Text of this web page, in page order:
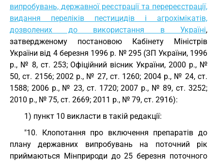
випробувань, державної реєстрації та перереєстрації,
видання переліків пестицидів і агрохімікатів,
дозволених до використання в Україні,
затвердженому постановою Кабінету Міністрів
України від 4 березня 1996 р. № 295 (ЗП України, 1996
р., № 8, ст. 253; Офіційний вісник України, 2000 р., №
50, ст. 2156; 2002 р., № 27, ст. 1260; 2004 р., № 24, ст.
1588; 2006 р., № 23, ст. 1720; 2007 р., № 89, ст. 3252;
2010 р., № 75, ст. 2669; 2011 р., № 79, ст. 2916):
1) пункт 10 викласти в такій редакції:
"10. Клопотання про включення препаратів до
плану державних випробувань на поточний рік
приймаються Мінприроди до 25 березня поточного